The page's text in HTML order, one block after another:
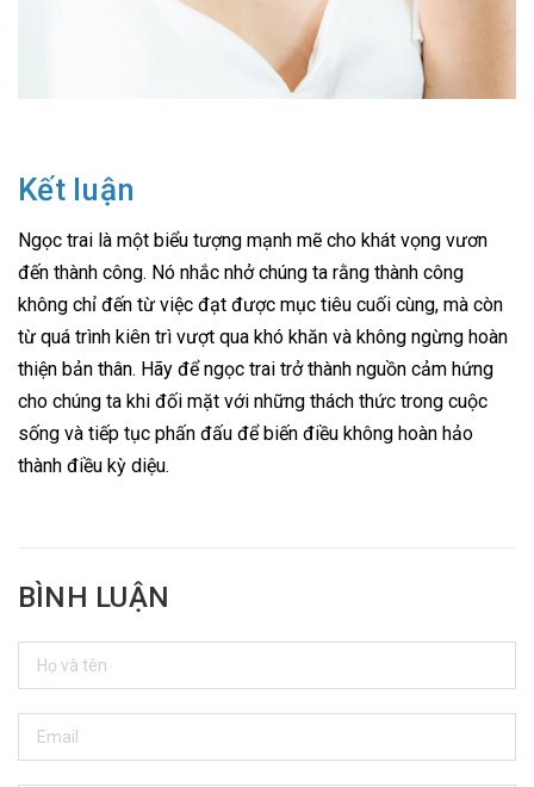
Kết luận
Ngọc trai là một biểu tượng mạnh mẽ cho khát vọng vươn
đến thành công. Nó nhắc nhở chúng ta rằng thành công
không chỉ đến từ việc đạt được mục tiêu cuối cùng, mà còn
từ quá trình kiên trì vượt qua khó khăn và không ngừng hoàn
thiện bản thân. Hãy để ngọc trai trở thành nguồn cảm hứng
cho chúng ta khi đối mặt với những thách thức trong cuộc
sống và tiếp tục phấn đấu để biến điều không hoàn hảo
thành điều kỳ diệu.
BÌNH LUẬN